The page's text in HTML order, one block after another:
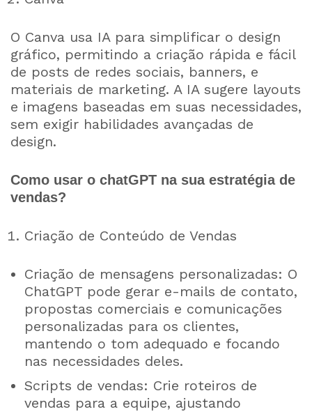
O Canva usa IA para simplificar o design
gráfico, permitindo a criação rápida e fácil
de posts de redes sociais, banners, e
materiais de marketing. A IA sugere layouts
e imagens baseadas em suas necessidades,
sem exigir habilidades avançadas de
design.
Como usar o chatGPT na sua estratégia de
vendas?
Criação de Conteúdo de Vendas
Criação de mensagens personalizadas: O
ChatGPT pode gerar e-mails de contato,
propostas comerciais e comunicações
personalizadas para os clientes,
mantendo o tom adequado e focando
nas necessidades deles.
Scripts de vendas: Crie roteiros de
vendas para a equipe, ajustando